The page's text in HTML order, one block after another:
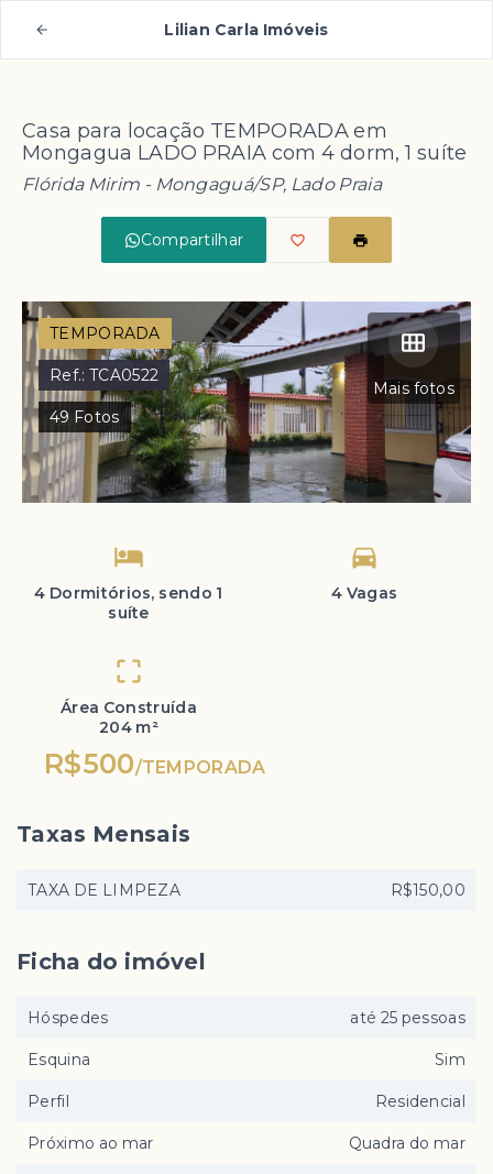
Lilian Carla Imóveis
Casa para locação TEMPORADA em
Mongagua LADO PRAIA com 4 dorm, 1 suíte
Flórida Mirim - Mongaguá/SP, Lado Praia
Compartilhar
Mais fotos
TEMPORADA
Ref.:TCA0522
49 Fotos
4 Dormitórios, sendo 1
suíte
4 Vagas
Área Construída
204 m²
R$500/TEMPORADA
Taxas Mensais
TAXA DE LIMPEZA R$150,00
Ficha do imóvel
Hóspedes até 25 pessoas
Esquina Sim
Perfil Residencial
Próximo ao mar Quadra do mar